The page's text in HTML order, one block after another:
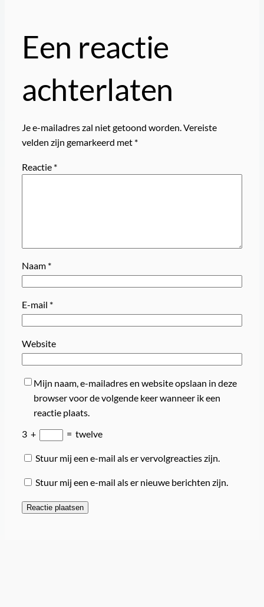
Een reactie
achterlaten
Je e-mailadres zal niet getoond worden.Vereiste
velden zijn gemarkeerd met *
Reactie *
Naam *
E-mail *
Website
Mijn naam, e-mailadres en website opslaan in deze
browser voor de volgende keer wanneer ik een
reactie plaats.
3 + = twelve
Stuur mij een e-mail als er vervolgreacties zijn.
Stuur mij een e-mail als er nieuwe berichten zijn.